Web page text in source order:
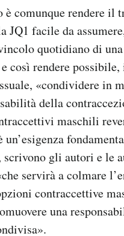
comunque rendere il
JQ1 facile da
quotidiano di
così rendere possibile,
«condividere in
della
maschili
scrivono gli autori e le
servirà a colmare
contraccettive
una